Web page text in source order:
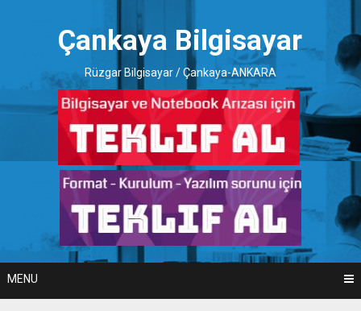
Çankaya Bilgisayar
Rüzgar Bilgisayar / Çankaya-ANKARA
MENU